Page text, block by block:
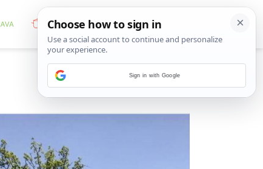
Sign in with Google